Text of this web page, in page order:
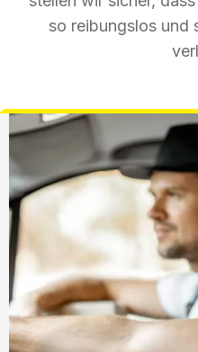
so reibungslos und